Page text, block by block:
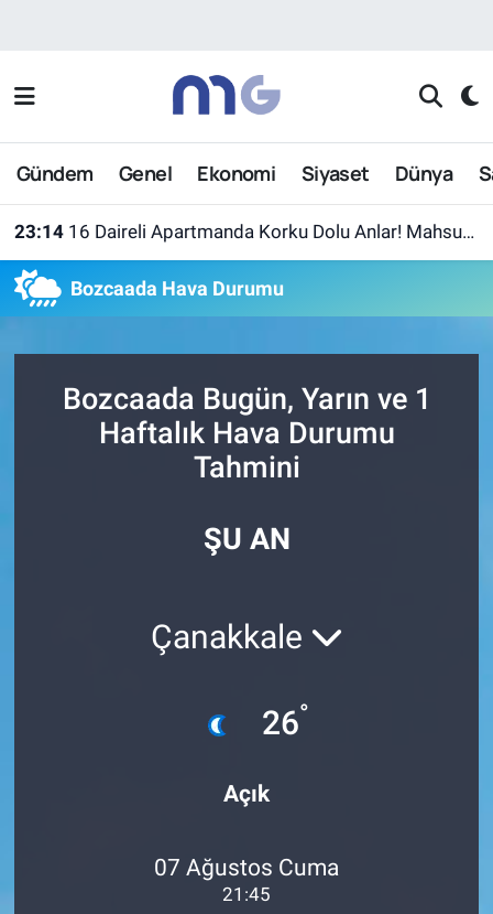
Gündem Genel Ekonomi Siyaset Dünya
23:14 16 Daireli Apartmanda Korku Dolu Anlar! Mahsur Kalanlar Kurtarıldı
Bozcaada Hava Durumu
Bozcaada Bugün, Yarın ve 1
Haftalık Hava Durumu
Tahmini
ŞU AN
Çanakkale
26°
Açık
07 Ağustos Cuma
21:45
Nöbetçi Eczaneler
Hava Durumu
Son Dakika Haberleri